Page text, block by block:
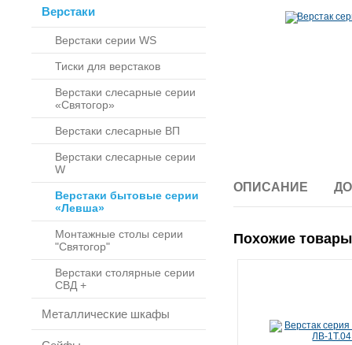
Верстаки
Верстаки серии WS
Тиски для верстаков
Верстаки слесарные серии
«Святогор»
Верстаки слесарные ВП
Верстаки слесарные серии
W
Верстаки бытовые серии
«Левша»
Монтажные столы серии
"Святогор"
Верстаки столярные серии
СВД +
Металлические шкафы
ОПИСАНИЕ
Похожие